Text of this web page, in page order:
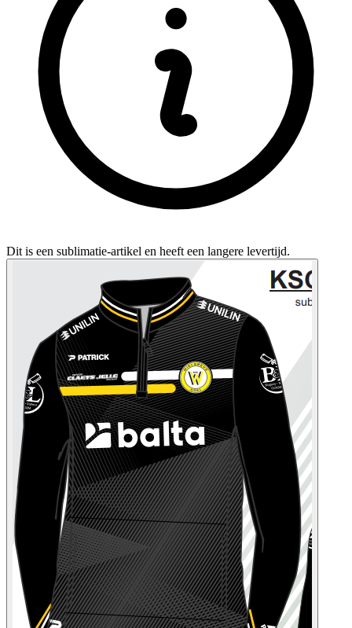
Dit is een sublimatie-artikel en heeft een langere levertijd.